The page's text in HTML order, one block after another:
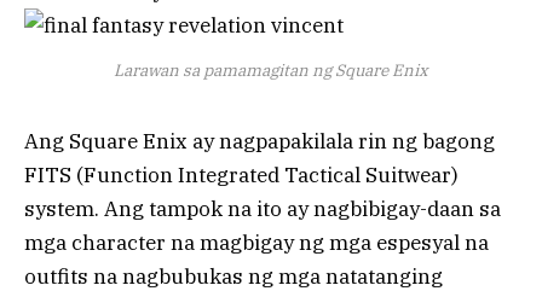
Larawan sa pamamagitan ng Square Enix
Ang Square Enix ay nagpapakilala rin ng bagong
FITS (Function Integrated Tactical Suitwear)
system. Ang tampok na ito ay nagbibigay-daan sa
mga character na magbigay ng mga espesyal na
outfits na nagbubukas ng mga natatanging